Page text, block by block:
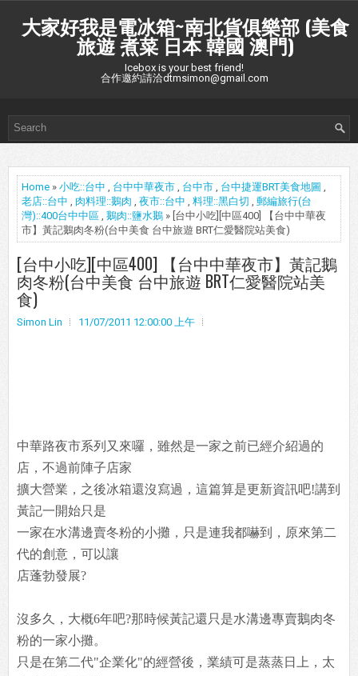
大家好我是電冰箱~南北貨俱樂部 (美食
旅遊 煮菜 日本 韓國 澳門)
Icebox is your best friend!
合作邀約請洽dtmsimon@gmail.com
Home » 小吃::台中 , 台中中華夜市 , 台中市 , 台中捷運BRT美食地圖 ,
老店::台中 , 肉料理::鵝肉 , 夜市::台中 , 料理::黑白切 , 郵編旅行(台
灣)::400台中中區 , 鵝肉::鹽水鵝 » [台中小吃][中區400] 【台中中華夜
市】黃記鵝肉冬粉(台中美食 台中旅遊 BRT仁愛醫院站美食)
[台中小吃][中區400] 【台中中華夜市】黃記鵝
肉冬粉(台中美食 台中旅遊 BRT仁愛醫院站美
食)
Simon Lin 11/07/2011 12:00:00 上午
中華路夜市系列又來囉，雖然是一家之前已經介紹過的
店，不過前陣子店家
擴大營業，之後冰箱還沒寫過，這篇算是更新資訊吧!講到
黃記一開始只是
一家在水溝邊賣冬粉的小攤，只是連我都嚇到，原來第二
代的創意，可以讓
店蓬勃發展?
沒多久，大概6年吧?那時候黃記還只是水溝邊專賣鵝肉冬
粉的一家小攤。
只是在第二代"企業化"的經營後，業績可是蒸蒸日上，太